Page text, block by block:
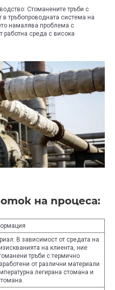
Стоманените тръби с
тръбопроводната система на
намалява проблема с
работна среда с висока
на процеса:
В зависимост от средата на
на клиента, ние
тръби с термично
от различни материали
легирана стомана и